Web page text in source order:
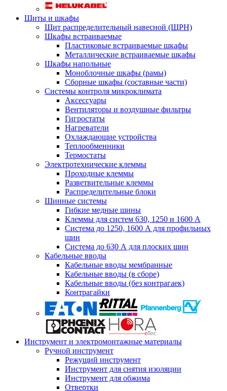
Щиты и шкафы
Щит распределительный навесной (ЩРН)
Шкафы встраиваемые
Пластиковые встраиваемые шкафы
Металлические встраиваемые шкафы
Шкафы напольные
Моноблочные шкафы (рамы)
Сборные шкафы (составные части)
Системы контроля микроклимата
Аксессуары
Вентиляторы и воздушные фильтры
Гигростаты
Нагреватели
Охлаждающие устройства
Теплообменники
Термостаты
Электротехнические клеммы
Проходные клеммы
Разветвительные клеммы
Распределительные блоки
Шинные системы
Гибкие медные шины
Клеммы для систем 630, 1250 и 1600 А
Система до 1250, 1600 А для профильных
шин
Система до 630 А для плоских шин
Кабельные вводы
Кабельные вводы мембранные
Кабельные вводы (в сборе)
Кабельные вводы (без контрагаек)
Контрагайки
Инструмент и электромонтажные материалы
Ручной инструмент
Режущий инструмент
Инструмент для снятия изоляции
Инструмент для обжима
Отвертки